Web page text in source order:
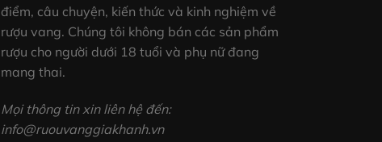
điểm, câu chuyện, kiến thức và kinh nghiệm về
rượu vang. Chúng tôi không bán các sản phẩm
rượu cho người dưới 18 tuổi và phụ nữ đang
mang thai.
Mọi thông tin xin liên hệ đến:
info@ruouvanggiakhanh.vn